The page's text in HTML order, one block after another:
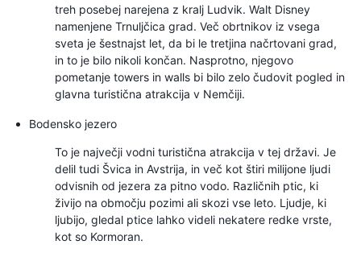
treh posebej narejena z kralj Ludvik. Walt Disney
namenjene Trnuljčica grad. Več obrtnikov iz vsega
sveta je šestnajst let, da bi le tretjina načrtovani grad,
in to je bilo nikoli končan. Nasprotno, njegovo
pometanje towers in walls bi bilo zelo čudovit pogled in
glavna turistična atrakcija v Nemčiji.
Bodensko jezero
To je največji vodni turistična atrakcija v tej državi. Je
delil tudi Švica in Avstrija, in več kot štiri milijone ljudi
odvisnih od jezera za pitno vodo. Različnih ptic, ki
živijo na območju pozimi ali skozi vse leto. Ljudje, ki
ljubijo, gledal ptice lahko videli nekatere redke vrste,
kot so Kormoran.